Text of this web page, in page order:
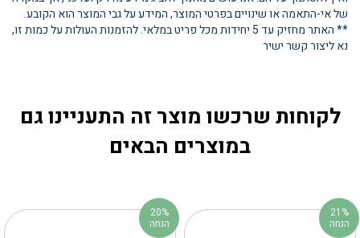
של אי-התאמה או שינויים בפרטי המוצר, המידע על גבי המוצר הוא הקובע.
** האתר מחזיק עד 5 יחידות מכל פריט במלאי. להזמנות העולות על כמות זו,
נא ליצור קשר ישיר
לקוחות שרכשו מוצר זה התעניינו גם
במוצרים הבאים
20%
הנחה
21%
הנחה